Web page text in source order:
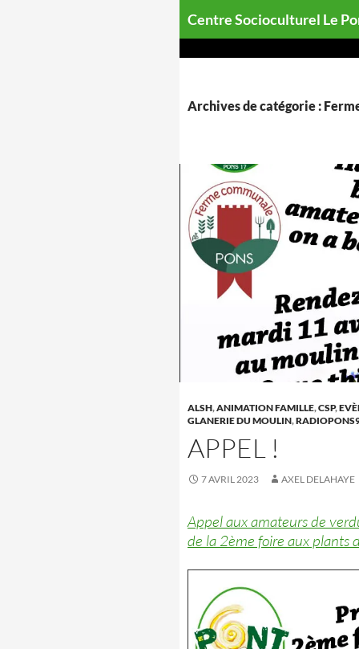
Centre Socioculturel Le
Archives de catégorie :
ALSH,ANIMATION FAMILLE,CSP,
GLANERIE DU MOULIN,
APPEL !
7 AVRIL 2023 AXEL DELAHAYE
Appel aux amateurs de
de la 2ème foire aux plants